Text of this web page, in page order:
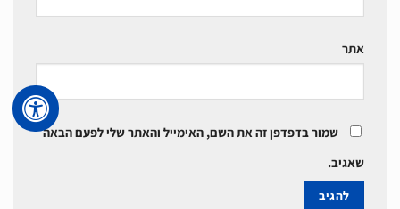
אתר
שמור בדפדפן זה את השם, האימייל והאתר שלי לפעם הבאה
שאגיב.